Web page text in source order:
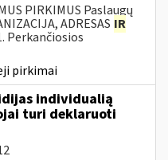
PIRKIMUS Paslaugų
ADRESAS IR
Perkančiosios
pirkimai
individualią
turi deklaruoti